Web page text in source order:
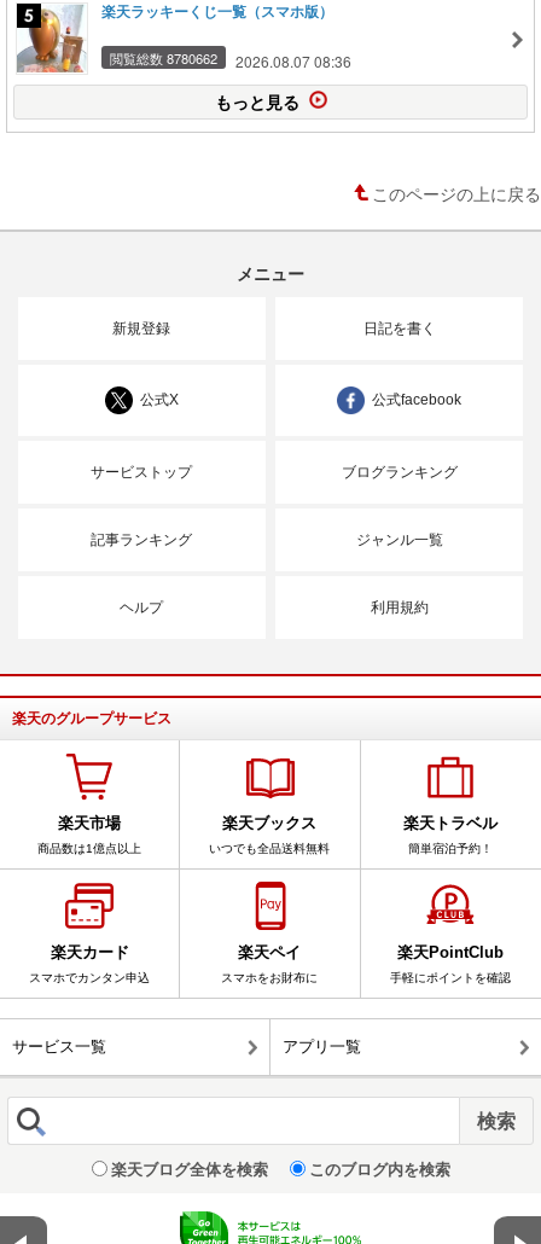
楽天ラッキーくじ一覧（スマホ版）
閲覧総数 8780662 2026.08.07 08:36
もっと見る
このページの上に戻る
メニュー
新規登録 日記を書く
公式X 公式facebook
サービストップ ブログランキング
記事ランキング ジャンル一覧
ヘルプ 利用規約
楽天のグループサービス
楽天市場
商品数は1億点以上
楽天ブックス
いつでも全品送料無料
楽天トラベル
簡単宿泊予約！
楽天カード
スマホでカンタン申込
楽天ペイ
スマホをお財布に
楽天PointClub
手軽にポイントを確認
サービス一覧 アプリ一覧
楽天ブログ全体を検索 このブログ内を検索